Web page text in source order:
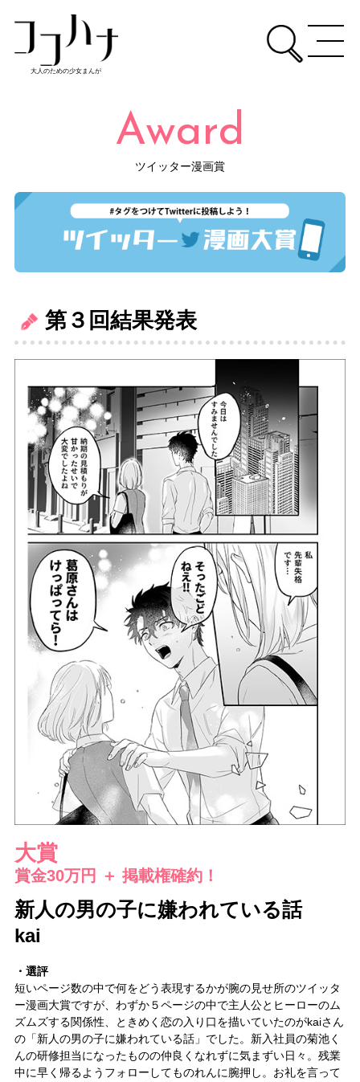
大人のための少女まんが
Award
ツイッター漫画賞
第３回結果発表
大賞
賞金30万円 ＋ 掲載権確約！
新人の男の子に嫌われている話
kai
・選評
短いページ数の中で何をどう表現するかが腕の見せ所のツイッタ
ー漫画大賞ですが、わずか５ページの中で主人公とヒーローのム
ズムズする関係性、ときめく恋の入り口を描いていたのがkaiさん
の「新人の男の子に嫌われている話」でした。新入社員の菊池く
んの研修担当になったものの仲良くなれずに気まずい日々。残業
中に早く帰るようフォローしてものれんに腕押し。お礼を言って